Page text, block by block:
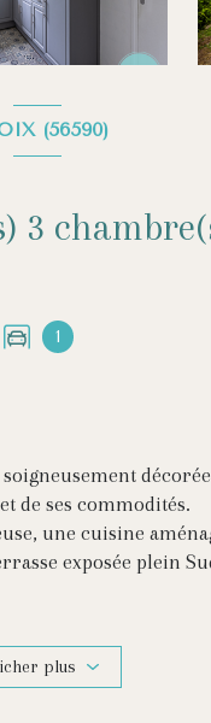
(56590)
1
de ses commodités.
une cuisine
exposée plein
et d'un grenier
plus